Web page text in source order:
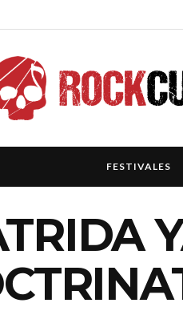
FESTIVALES